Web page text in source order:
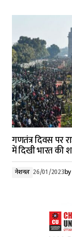
गणतंत्र दिवस पर
में दिखी भारत की
नेशनल 26/01/2023by